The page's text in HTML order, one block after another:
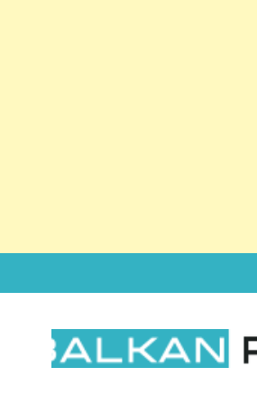
Matematički zadatak koji